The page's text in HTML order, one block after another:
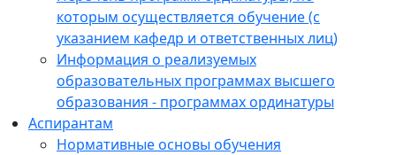
которым осуществляется обучение (с
указанием кафедр и ответственных лиц)
Информация о реализуемых
образовательных программах высшего
образования - программах ординатуры
Аспирантам
Нормативные основы обучения